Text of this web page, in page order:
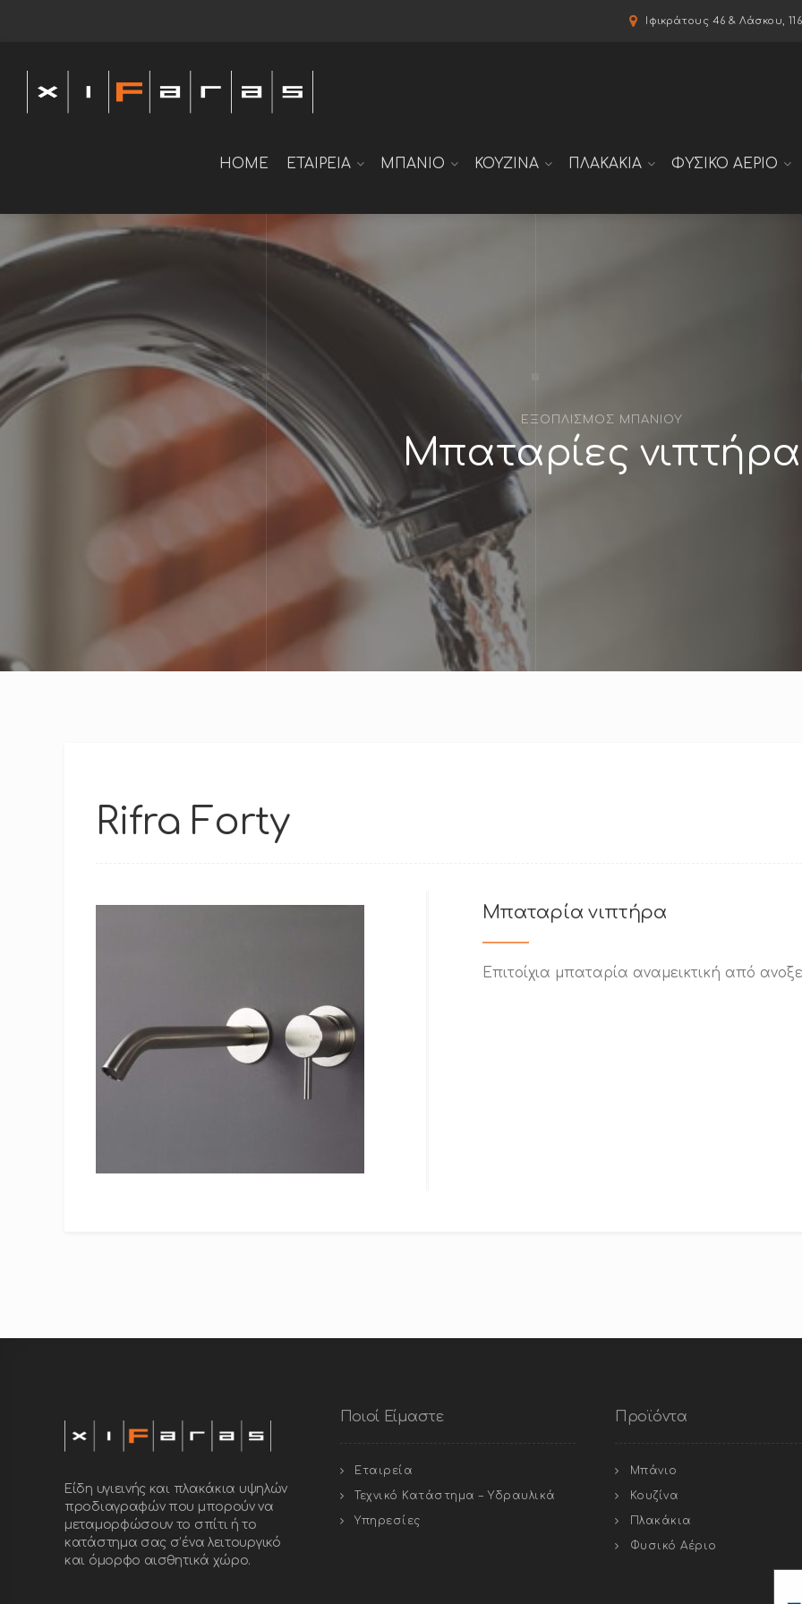
Ιφικράτους 46 & Λάσκου,
HOME ΕΤΑΙΡΕΙΑ ΜΠΑΝΙΟ ΚΟΥΖΙΝΑ ΠΛΑΚΑΚΙΑ ΦΥΣΙΚΟ ΑΕΡΙΟ
ΕΞΟΠΛΙΣΜΟΣ ΜΠΑΝΙΟΥ
Μπαταρίες νιπτήρα
Rifra Forty
Μπαταρία νιπτήρα
Επιτοίχια μπαταρία αναμεικτική από
Είδη υγιεινής και πλακάκια υψηλών
προδιαγραφών που μπορούν να
μεταμορφώσουν το σπίτι ή το
κατάστημα σας σ’ένα λειτουργικό
και όμορφο αισθητικά χώρο.
Ποιοί Είμαστε
Εταιρεία
Τεχνικό Κατάστημα – Υδραυλικά
Υπηρεσίες
Προϊόντα
Μπάνιο
Κουζίνα
Πλακάκια
Φυσικό Αέριο